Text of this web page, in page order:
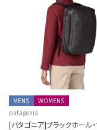
MENS
WOMENS
patagonia